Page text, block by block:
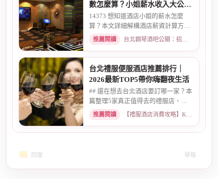
數怎麼算？小姐薪水收入大公開
｜2026最新
14373 想知道酒店小姐的薪水怎麼
算？本文詳細解構酒店薪資計算方
式，從「坐檯節數」的基本概念、...
推薦閱讀 台北鋼琴酒吧公關：招募條件與工作環境介紹 · 2026-03-09
台北禮服便服酒店推薦排行｜
2026最新TOP5帶你嗨翻夜生活
## 還在想去台北酒店要訂哪一家？本
篇整理5家真正值得去的禮服店、便
服店，從氣氛、小姐素質、消...
推薦閱讀 【禮服酒店消費攻略】KTV喝酒娛樂、價格試算 · 2026-05-08
回復 舉報